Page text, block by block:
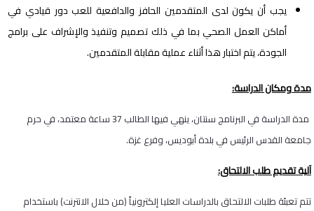
يجب أن يكون لدى المتقدمين الحافز والدافعية للعب دور قيادي في
أماكن العمل الصحي بما في ذلك تصميم وتنفيذ والإشراف على برامج
الجودة، يتم اختبار هذا أثناء عملية مقابلة المتقدمين.
مدة ومكان الدراسة:
مدة الدراسة في البرنامج سنتان، ينهي فيها الطالب 37 ساعة معتمد، في حرم
جامعة القدس الرئيس في بلدة أبوديس، وفرع غزة.
آلية تقديم طلب الالتحاق:
تتم تعبئة طلبات الالتحاق بالدراسات العليا إلكترونياً (من خلال الانترنت) باستخدام